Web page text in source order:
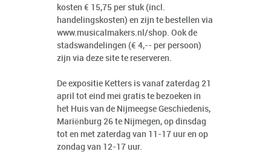
kosten € 15,75 per stuk (incl.
handelingskosten) en zijn te bestellen via
www.musicalmakers.nl/shop. Ook de
stadswandelingen (€ 4,-- per persoon)
zijn via deze site te reserveren.
De expositie Ketters is vanaf zaterdag 21
april tot eind mei gratis te bezoeken in
het Huis van de Nijmeegse Geschiedenis,
Mariënburg 26 te Nijmegen, op dinsdag
tot en met zaterdag van 11-17 uur en op
zondag van 12-17 uur.